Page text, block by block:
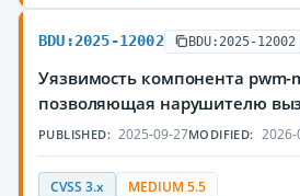
BDU:2025-12002 BDU:2025-12002
Уязвимость компонента
позволяющая нарушителю
PUBLISHED: 2025-09-27MODIFIED: 2026-
CVSS 3.x MEDIUM 5.5